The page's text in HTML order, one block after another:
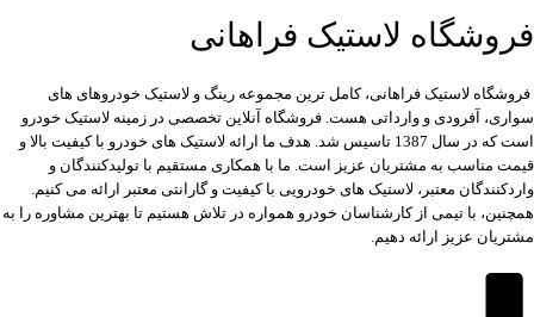
فروشگاه لاستیک فراهانی
فروشگاه لاستیک فراهانی، کامل ترین مجموعه رینگ و لاستیک خودروهای های
سواری، آفرودی و وارداتی هست. فروشگاه آنلاین تخصصی در زمینه لاستیک خودرو
است که در سال 1387 تاسیس شد. هدف ما ارائه لاستیک های خودرو با کیفیت بالا و
قیمت مناسب به مشتریان عزیز است. ما با همکاری مستقیم با تولیدکنندگان و
واردکنندگان معتبر، لاستیک های خودرویی با کیفیت و گارانتی معتبر ارائه می کنیم.
همچنین، با تیمی از کارشناسان خودرو همواره در تلاش هستیم تا بهترین مشاوره را به
مشتریان عزیز ارائه دهیم.